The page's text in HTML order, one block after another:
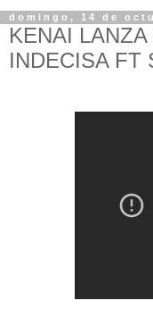
domingo, 14 de
KENAI
INDECISA FT